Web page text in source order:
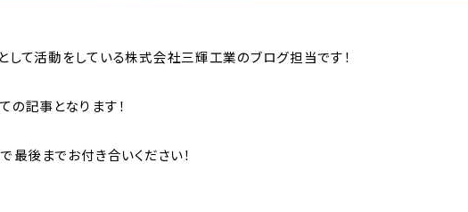
して活動をしている株式会社三輝工業のブログ担当です！
の記事となります！
最後までお付き合いください！